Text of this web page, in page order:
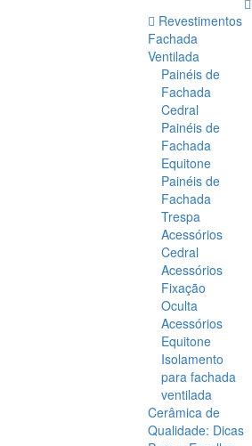
Revestimentos
Fachada
Ventilada
Painéis de
Fachada
Cedral
Painéis de
Fachada
Equitone
Painéis de
Fachada
Trespa
Acessórios
Cedral
Acessórios
Fixação
Oculta
Acessórios
Equitone
Isolamento
para fachada
ventilada
Cerâmica de
Qualidade: Dicas